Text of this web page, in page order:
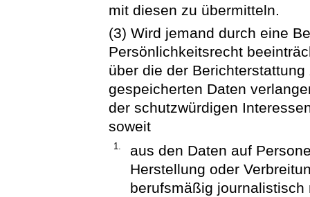
mit diesen zu übermitteln.
(3) Wird jemand durch eine
Persönlichkeitsrecht
über die der
gespeicherten Daten
der schutzwürdigen
soweit
1.
aus den Daten auf
Herstellung oder
berufsmäßig